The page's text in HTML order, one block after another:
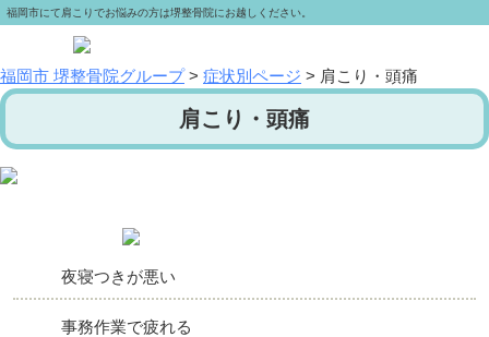
福岡市にて肩こりでお悩みの方は堺整骨院にお越しください。
福岡市 堺整骨院グループ> 症状別ページ > 肩こり・頭痛
肩こり・頭痛
夜寝つきが悪い
事務作業で疲れる